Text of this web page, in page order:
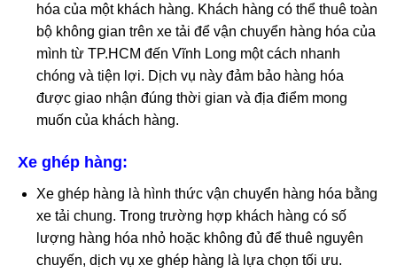
hóa của một khách hàng. Khách hàng có thể thuê toàn
bộ không gian trên xe tải để vận chuyển hàng hóa của
mình từ TP.HCM đến Vĩnh Long một cách nhanh
chóng và tiện lợi. Dịch vụ này đảm bảo hàng hóa
được giao nhận đúng thời gian và địa điểm mong
muốn của khách hàng.
Xe ghép hàng:
Xe ghép hàng là hình thức vận chuyển hàng hóa bằng
xe tải chung. Trong trường hợp khách hàng có số
lượng hàng hóa nhỏ hoặc không đủ để thuê nguyên
chuyến, dịch vụ xe ghép hàng là lựa chọn tối ưu.